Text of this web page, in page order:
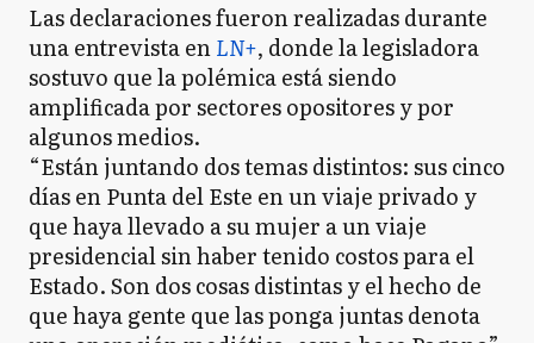
Las declaraciones fueron realizadas durante
una entrevista enLN+, donde la legisladora
sostuvo que la polémica está siendo
amplificada por sectores opositores y por
algunos medios.
“Están juntando dos temas distintos: sus cinco
días en Punta del Este en un viaje privado y
que haya llevado a su mujer a un viaje
presidencial sin haber tenido costos para el
Estado. Son dos cosas distintas y el hecho de
que haya gente que las ponga juntas denota